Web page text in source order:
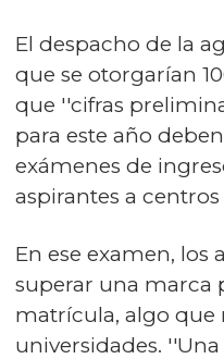
El despacho de la
que se otorgarían
que ''cifras
para este año
exámenes de
aspirantes a
En ese examen, los
superar una marca
matrícula, algo que
universidades.